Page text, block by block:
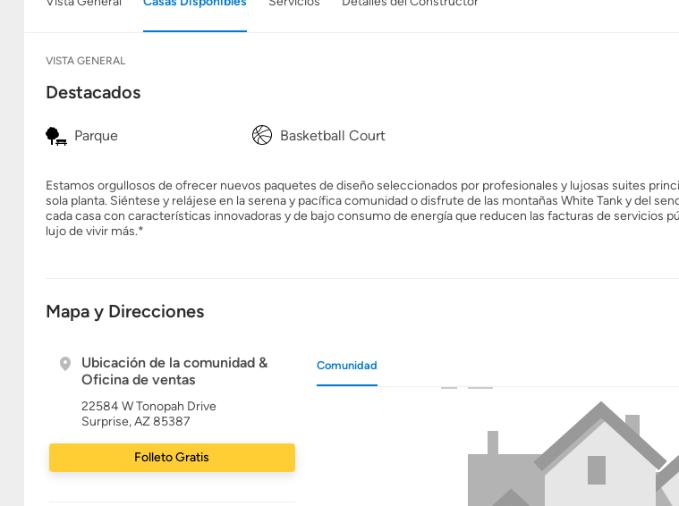
VISTA GENERAL
Destacados
Parque Basketball Court
Estamos orgullosos de ofrecer nuevos paquetes de diseño seleccionados por profesionales y lujosas suites
sola planta. Siéntese y relájese en la serena y pacífica comunidad o disfrute de las montañas White Tank y del
cada casa con características innovadoras y de bajo consumo de energía que reducen las facturas de servicios
lujo de vivir más.*
Mapa y Direcciones
Ubicación de la comunidad &
Oficina de ventas
22584 W Tonopah Drive
Surprise, AZ 85387
Folleto Gratis
Comunidad